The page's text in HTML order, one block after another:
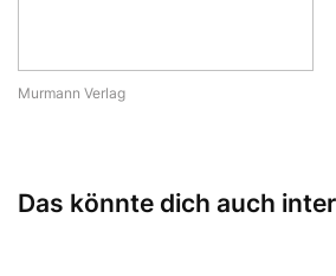
Murmann Verlag
Das könnte dich auch